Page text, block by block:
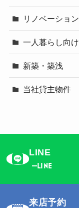
リノベーション
一人暮らし向け
新築・築浅
当社貸主物件
LINE
LINE
来店予約